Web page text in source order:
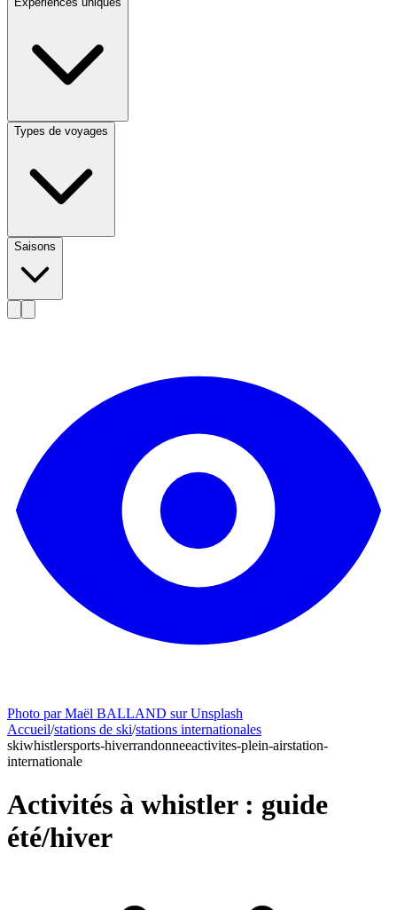
Types de voyages
Saisons
Photo par Maël BALLAND sur Unsplash
Accueil/stations de ski/stations internationales
skiwhistlersports-hiverrandonneeactivites-plein-airstation-
internationale
Activités à whistler : guide
été/hiver